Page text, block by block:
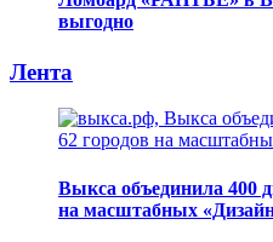
выгодно
Лента
Выкса объединила 400
на масштабных